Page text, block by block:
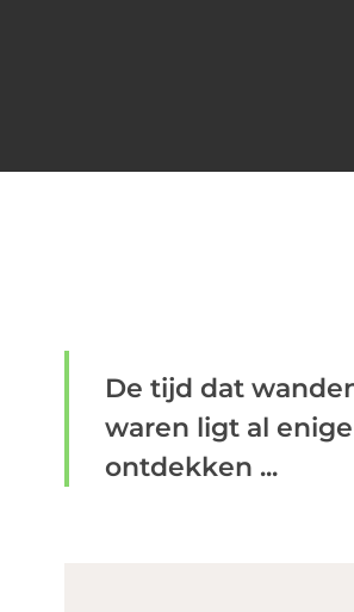
De tijd dat
waren ligt al
ontdekken ...